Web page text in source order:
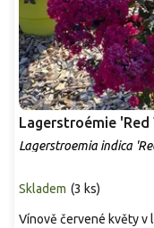
Lagerstroémie 'Red
Lagerstroemia indica
Skladem (3 ks)
Vínově červené květy v